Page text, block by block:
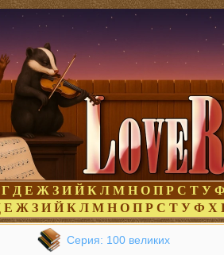
Г Д Е Ж З И Й К Л М Н О П Р С Т У Ф
Е Ж З И Й К Л М Н О П Р С Т У Ф Х
Серия: 100 великих